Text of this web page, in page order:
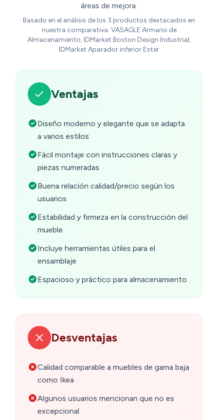
áreas de mejora.
Basado en el análisis de los 3 productos destacados en
nuestra comparativa: VASAGLE Armario de
Almacenamiento, IDMarket Boston Design Industrial,
IDMarket Aparador inferior Ester
Ventajas
Diseño moderno y elegante que se adapta
a varios estilos
Fácil montaje con instrucciones claras y
piezas numeradas
Buena relación calidad/precio según los
usuarios
Estabilidad y firmeza en la construcción del
mueble
Incluye herramientas útiles para el
ensamblaje
Espacioso y práctico para almacenamiento
Desventajas
Calidad comparable a muebles de gama baja
como Ikea
Algunos usuarios mencionan que no es
excepcional